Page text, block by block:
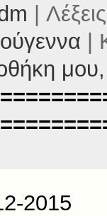
|
|
2015